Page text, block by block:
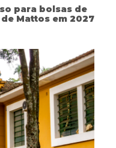
para bolsas de
Mattos em 2027